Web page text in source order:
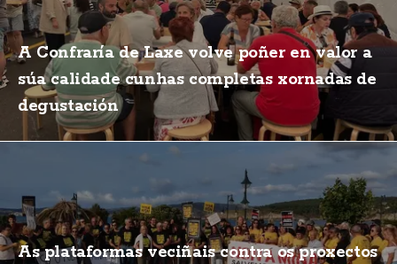
A Confraría de Laxe volve poñer en valor a
súa calidade cunhas completas xornadas de
degustación
As plataformas veciñais contra os proxectos